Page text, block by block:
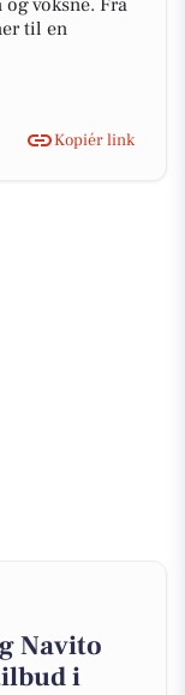
voksne. Fra
til en
Kopiér link
Navito
i